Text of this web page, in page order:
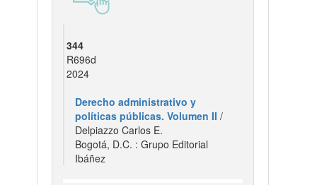
344
R696d
2024
Derecho administrativo y
políticas públicas. Volumen II /
Delpiazzo Carlos E.
Bogotá, D.C. : Grupo Editorial
Ibáñez